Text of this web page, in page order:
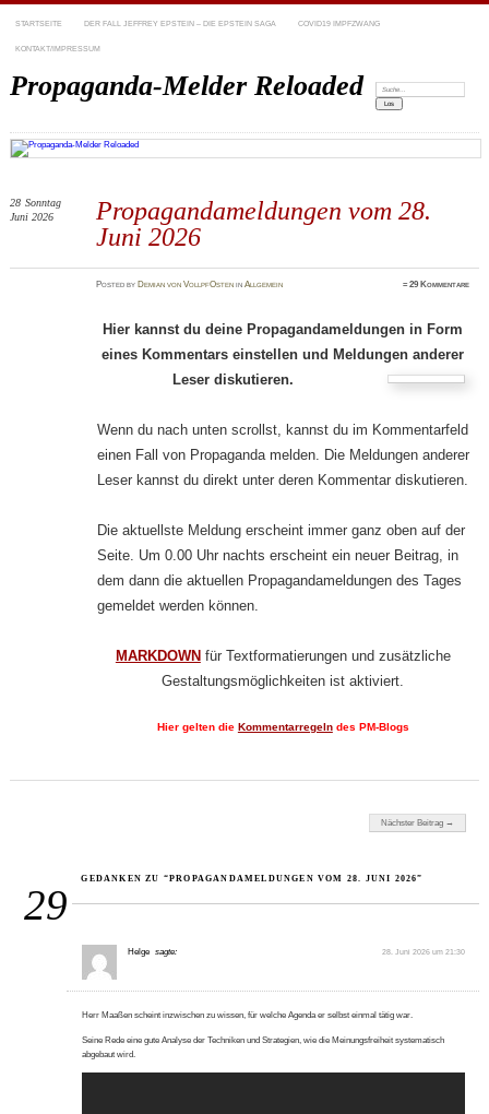
STARTSEITE DER FALL JEFFREY EPSTEIN – DIE EPSTEIN SAGA COVID19 IMPFZWANG
KONTAKT/IMPRESSUM
Propaganda-Melder Reloaded Suchen:
Propagandameldungen vom 28.
Juni 2026
28 Sonntag
Juni 2026
Posted by Demian von VollpfOstenin Allgemein ≈29 Kommentare
Hier kannst du deine Propagandameldungen in Form
eines Kommentars einstellen und Meldungen anderer
Leser diskutieren.
Wenn du nach unten scrollst, kannst du im Kommentarfeld
einen Fall von Propaganda melden. Die Meldungen anderer
Leser kannst du direkt unter deren Kommentar diskutieren.
Die aktuellste Meldung erscheint immer ganz oben auf der
Seite. Um 0.00 Uhr nachts erscheint ein neuer Beitrag, in
dem dann die aktuellen Propagandameldungen des Tages
gemeldet werden können.
MARKDOWN für Textformatierungen und zusätzliche
Gestaltungsmöglichkeiten ist aktiviert.
Hier gelten die Kommentarregelndes PM-Blogs
Nächster Beitrag →
29
GEDANKEN ZU “PROPAGANDAMELDUNGEN VOM 28. JUNI 2026”
Helge sagte: 28. Juni 2026 um 21:30
Herr Maaßen scheint inzwischen zu wissen, für welche Agenda er selbst einmal tätig war.
Seine Rede eine gute Analyse der Techniken und Strategien, wie die Meinungsfreiheit systematisch
abgebaut wird.